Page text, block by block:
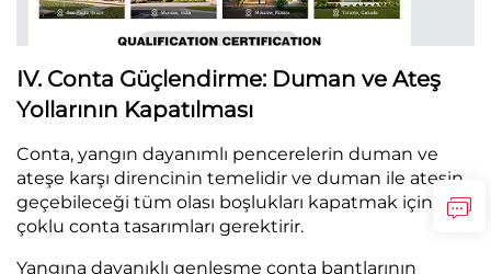
IV. Conta Güçlendirme: Duman ve Ateş
Yollarının Kapatılması
Conta, yangın dayanımlı pencerelerin duman ve
ateşe karşı direncinin temelidir ve duman ile ateşin
geçebileceği tüm olası boşlukları kapatmak için
çoklu conta tasarımları gerektirir.
Yangına dayanıklı genleşme conta bantlarının